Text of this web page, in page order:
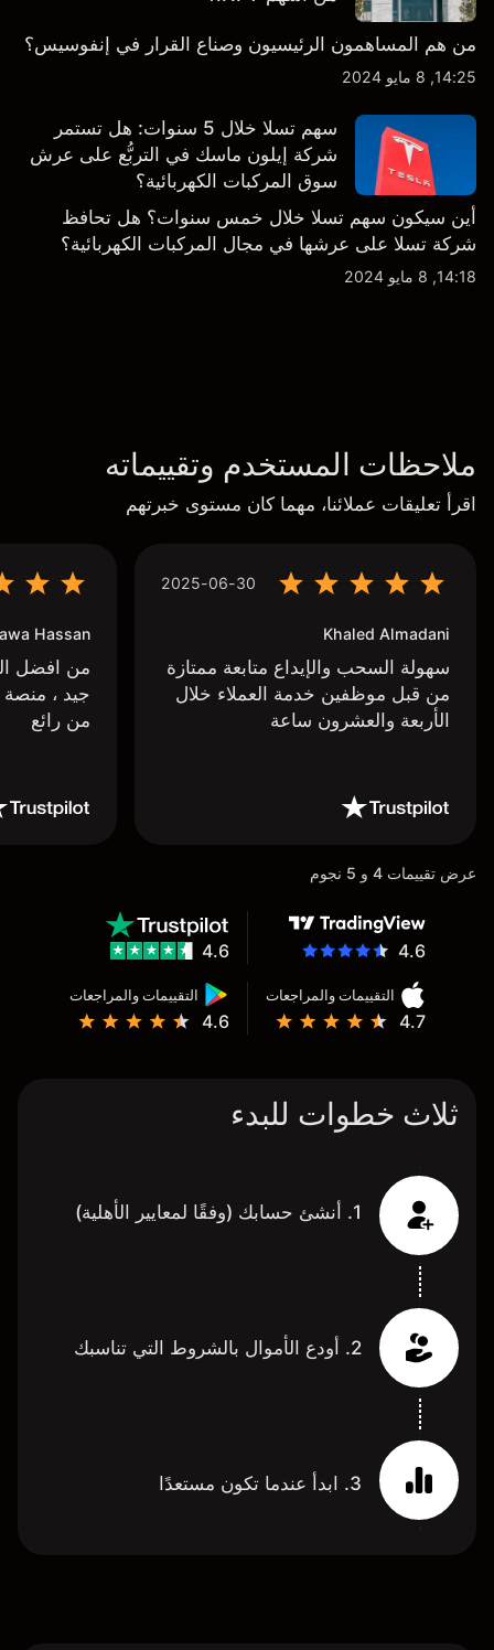
من هم المساهمون الرئيسيون وصناع القرار في إنفوسيس؟
14:25, 8 مايو 2024
سهم تسلا خلال 5 سنوات: هل تستمر
شركة إيلون ماسك في التربُّع على عرش
سوق المركبات الكهربائية؟
أين سيكون سهم تسلا خلال خمس سنوات؟ هل تحافظ
شركة تسلا على عرشها في مجال المركبات الكهربائية؟
14:18, 8 مايو 2024
ملاحظات المستخدم وتقييماته
اقرأ تعليقات عملائنا، مهما كان مستوى خبرتهم
2025-06-30
Khaled Almadani
سهولة السحب والإيداع متابعة ممتازة
من قبل موظفين خدمة العملاء خلال
الأربعة والعشرون ساعة
Hassan
من افضل
جيد ،
من رائع
عرض تقييمات 4 و 5 نجوم
4.6
التقييمات والمراجعات
4.7
التقييمات والمراجعات
4.6
4.6
ثلاث خطوات للبدء
1. أنشئ حسابك (وفقًا لمعايير الأهلية)
2. أودع الأموال بالشروط التي تناسبك
3. ابدأ عندما تكون مستعدًا